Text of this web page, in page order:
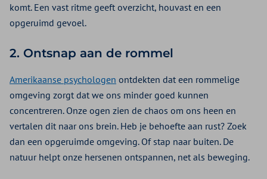
komt. Een vast ritme geeft overzicht, houvast en een
opgeruimd gevoel.
2. Ontsnap aan de rommel
Amerikaanse psychologen ontdekten dat een rommelige
omgeving zorgt dat we ons minder goed kunnen
concentreren. Onze ogen zien de chaos om ons heen en
vertalen dit naar ons brein. Heb je behoefte aan rust? Zoek
dan een opgeruimde omgeving. Of stap naar buiten. De
natuur helpt onze hersenen ontspannen, net als beweging.